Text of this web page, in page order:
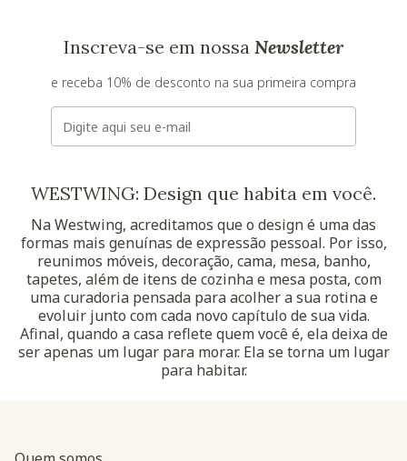
Inscreva-se em nossa Newsletter
e receba 10% de desconto na sua primeira compra
E-mail
WESTWING: Design que habita em você.
Na Westwing, acreditamos que o design é uma das
formas mais genuínas de expressão pessoal. Por isso,
reunimos móveis, decoração, cama, mesa, banho,
tapetes, além de itens de cozinha e mesa posta, com
uma curadoria pensada para acolher a sua rotina e
evoluir junto com cada novo capítulo de sua vida.
Afinal, quando a casa reflete quem você é, ela deixa de
ser apenas um lugar para morar. Ela se torna um lugar
para habitar.